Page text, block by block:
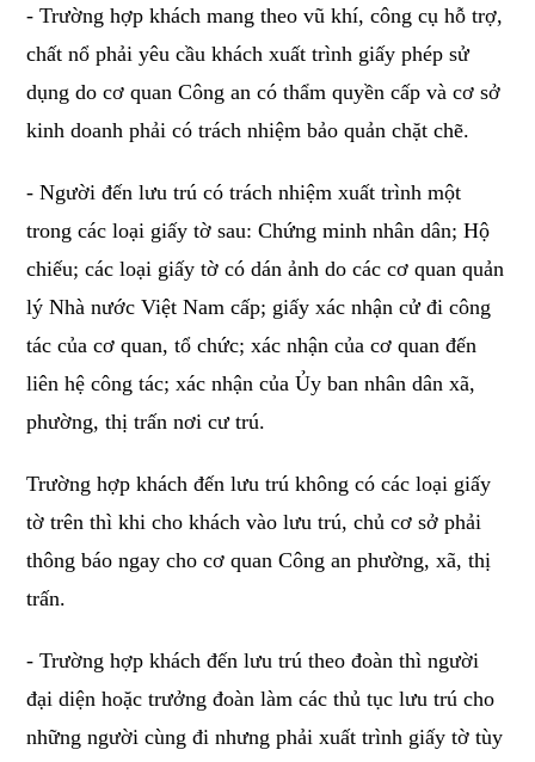
- Trường hợp khách mang theo vũ khí, công cụ hỗ trợ,
chất nổ phải yêu cầu khách xuất trình giấy phép sử
dụng do cơ quan Công an có thẩm quyền cấp và cơ sở
kinh doanh phải có trách nhiệm bảo quản chặt chẽ.
- Người đến lưu trú có trách nhiệm xuất trình một
trong các loại giấy tờ sau: Chứng minh nhân dân; Hộ
chiếu; các loại giấy tờ có dán ảnh do các cơ quan quản
lý Nhà nước Việt Nam cấp; giấy xác nhận cử đi công
tác của cơ quan, tổ chức; xác nhận của cơ quan đến
liên hệ công tác; xác nhận của Ủy ban nhân dân xã,
phường, thị trấn nơi cư trú.
Trường hợp khách đến lưu trú không có các loại giấy
tờ trên thì khi cho khách vào lưu trú, chủ cơ sở phải
thông báo ngay cho cơ quan Công an phường, xã, thị
trấn.
- Trường hợp khách đến lưu trú theo đoàn thì người
đại diện hoặc trưởng đoàn làm các thủ tục lưu trú cho
những người cùng đi nhưng phải xuất trình giấy tờ tùy